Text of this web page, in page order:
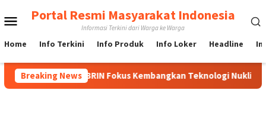
ke
Menu
Mobile
Portal Resmi Masyarakat Indonesia
Informasi Terkini dari Warga ke Warga
Home Info Terkini Info Produk Info Loker Headline
Breaking News
Indonesia, BRIN Fokus Kembangkan Teknologi Nuklir